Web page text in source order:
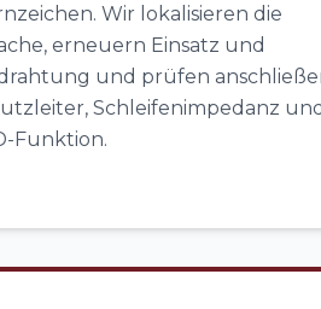
Wir lokalisieren die
erneuern Einsatz und
und prüfen
Schleifenimpedanz und
Funktion.